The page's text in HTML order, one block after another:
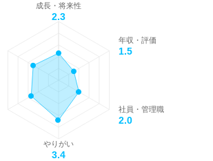
成長・将来性
2.3
年収・評価
1.5
社員・管理職
2.0
やりがい
3.4